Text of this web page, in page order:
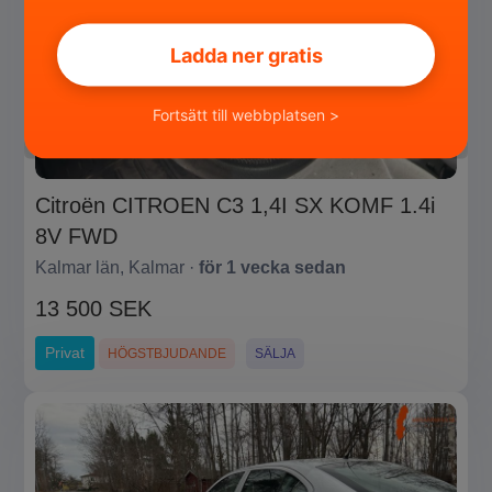
Citroën CITROEN C3 1,4I SX KOMF 1.4i
8V FWD
Kalmar län, Kalmar · för 1 vecka sedan
13 500 SEK
Privat HÖGSTBJUDANDE SÄLJA
Ladda ner gratis
Fortsätt till webbplatsen >